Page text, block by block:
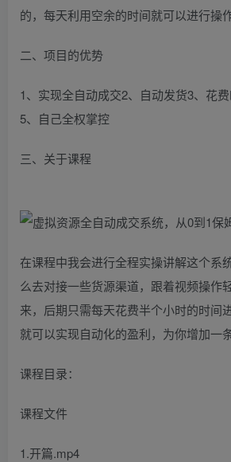
的，每天利用空余的时间就可以进行操作
二、项目的优势
1、实现全自动成交2、自动发货3、花
5、自己全权掌控
三、关于课程
在课程中我会进行全程实操讲解这个系
么去对接一些货源渠道，跟着视频操作
来，后期只需每天花费半个小时的时间
就可以实现自动化的盈利，为你增加一
课程目录：
课程文件
1.开篇.mp4